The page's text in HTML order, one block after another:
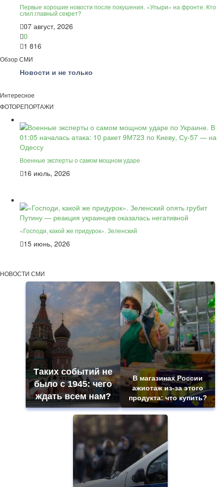
Первые хорошие новости после покушения. «Упыри» на фронте. Кто
слил главный секрет?
07 август, 2026
0
1 816
Обзор СМИ
Новости и не только
Интересное
ФОТОРЕПОРТАЖИ
Военные эксперты о самом мощном ударе
16 июль, 2026
«Господи, какой же придурок». Зеленский
15 июнь, 2026
НОВОСТИ СМИ
Таких событий не
было с 1945: чего
ждать всем нам?
В магазинах России
ажиотаж из-за этого
продукта: что купить?